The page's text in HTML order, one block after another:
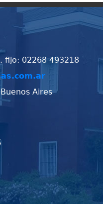
fijo: 02268 493218
Aires